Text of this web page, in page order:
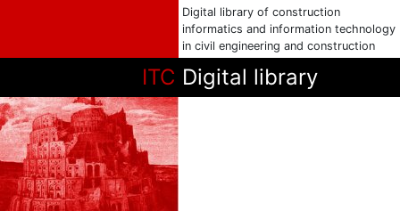
Digital library of construction
informatics and information technology
in civil engineering and construction
ITC Digital library